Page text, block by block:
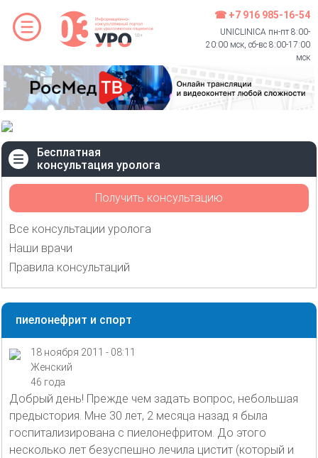
☎ +7 916 985-16-54
UNICLINICA пн-пт 8:00-
20:00 мск, сб-вс 8:00-17:00
мск
Бесплатная
консультация уролога
Получить консультацию
Все консультации уролога
Наши врачи
Правила консультаций
пиелонефрит и спорт
18 ноября 2011 - 08:11
Женский
46 года
Добрый день! Прежде чем задать вопрос, небольшая
предыстория. Мне 30 лет, 2 месяца назад я была
госпитализирована с пиелонефритом. До этого
несколько лет безуспешно лечила цистит (который и